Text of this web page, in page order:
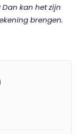
kan het zijn
brengen.